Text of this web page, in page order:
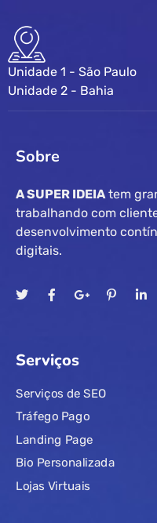
Unidade 1 - São Paulo
Unidade 2 - Bahia
Sobre
A SUPER IDEIAtem
trabalhando com
desenvolvimento
digitais.
Serviços
Serviços de SEO
Tráfego Pago
Landing Page
Bio Personalizada
Lojas Virtuais